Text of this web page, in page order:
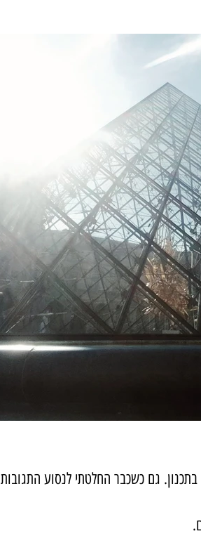
גם כשכבר החלטתי לנסוע התגובות